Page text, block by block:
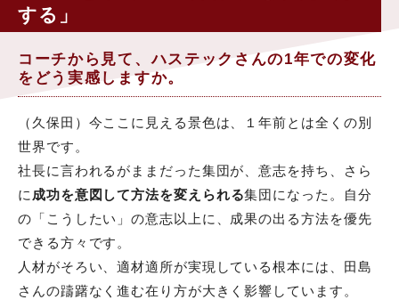
する」
コーチから見て、ハステックさんの1年での変化
をどう実感しますか。
（久保田）今ここに見える景色は、１年前とは全くの別
世界です。
社長に言われるがままだった集団が、意志を持ち、さら
に 成功を意図して方法を変えられる集団になった。自分
の「こうしたい」の意志以上に、成果の出る方法を優先
できる方々です。
人材がそろい、適材適所が実現している根本には、田島
さんの躊躇なく進む在り方が大きく影響しています。